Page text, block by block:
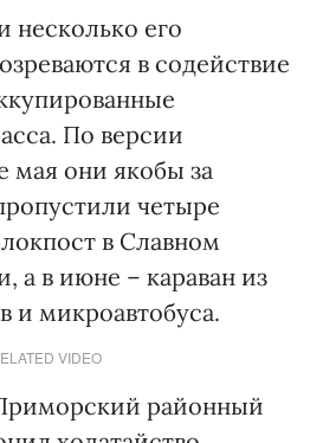
несколько его
в содействие
По версии
мая они якобы за
четыре
в Славном
а в июне – караван из
и микроавтобуса.
VIDEO
районный